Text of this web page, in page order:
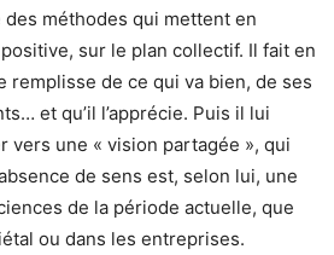
méthodes qui mettent en
sur le plan collectif. Il fait en
remplisse de ce qui va bien, de ses
et qu’il l’apprécie. Puis il lui
vers une « vision partagée », qui
de sens est, selon lui, une
de la période actuelle, que
ou dans les entreprises.